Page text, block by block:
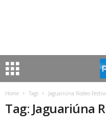
Home Tags Jaguariúna Rodeo
Tag: Jaguariúna